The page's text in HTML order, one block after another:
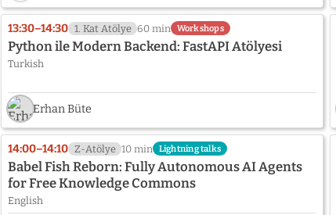
Speaker
photo
not
provided
yet:
Yeşilyurt
13:30–14:30 1. Kat Atölye 60 min Workshops
Python ile Modern Backend: FastAPI Atölyesi
Turkish
Erhan Büte
14:00–14:10 Z-Atölye 10 min Lightning talks
Babel Fish Reborn: Fully Autonomous AI Agents
for Free Knowledge Commons
English